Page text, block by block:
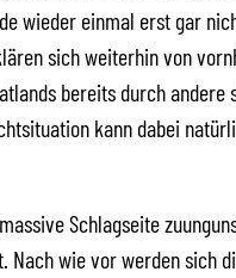
wieder einmal erst gar
sich weiterhin von
bereits durch andere
kann dabei
Schlagseite
Nach wie vor werden sich